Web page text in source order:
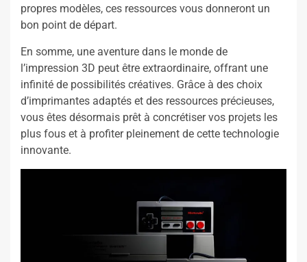
propres modèles, ces ressources vous donneront un
bon point de départ.
En somme, une aventure dans le monde de
l’impression 3D peut être extraordinaire, offrant une
infinité de possibilités créatives. Grâce à des choix
d’imprimantes adaptés et des ressources précieuses,
vous êtes désormais prêt à concrétiser vos projets les
plus fous et à profiter pleinement de cette technologie
innovante.